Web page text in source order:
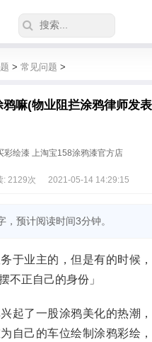
> 常见问题 >
嘛(物业阻拦涂鸦律师发
彩绘漆 上淘宝158涂鸦漆官方店
:2129次 2021-05-14 14:29:15
，预计阅读时间3分钟。
务于业主的，但是有的时候
不正自己的身份」
起了一股涂鸦美化的热潮
自己的车位绘制涂鸦彩绘